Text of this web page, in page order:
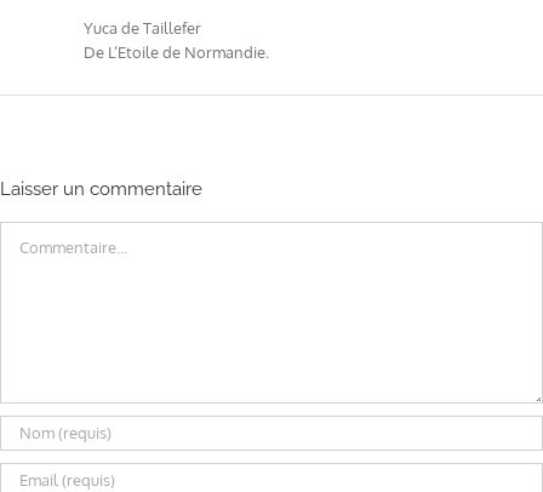
Yuca de Taillefer
De L’Etoile de Normandie.
Laisser un commentaire